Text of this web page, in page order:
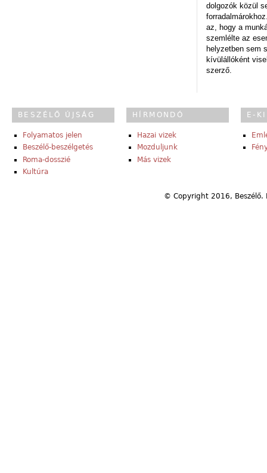
dolgozók közül
az, hogy a
szemlélte az
helyzetben sem
kívülállóként
szerző.
BESZÉLŐ ÚJSÁG
Folyamatos jelen
Beszélő-beszélgetés
Roma-dosszié
Kultúra
HÍRMONDÓ
Hazai vizek
Mozduljunk
Más vizek
E-
© Copyright 2016,